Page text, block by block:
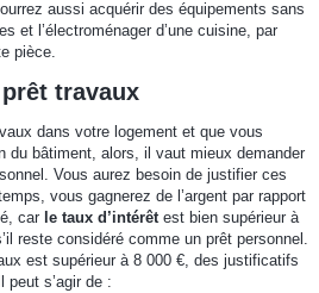
aussi acquérir des équipements sans
et l’électroménager d’une cuisine, par
pièce.
travaux
dans votre logement et que vous
du bâtiment, alors, il vaut mieux demander
Vous aurez besoin de justifier ces
vous gagnerez de l’argent par rapport
car le taux d’intérêtest bien supérieur à
reste considéré comme un prêt personnel.
est supérieur à 8 000 €, des justificatifs
peut s’agir de :